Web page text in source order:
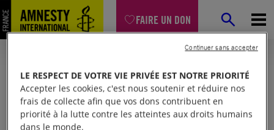
FAIRE UN DON
LE RESPECT DE VOTRE VIE PRIVÉE EST NOTRE PRIORITÉ
Accepter les cookies, c'est nous soutenir et réduire nos
frais de collecte afin que vos dons contribuent en
priorité à la lutte contre les atteintes aux droits humains
dans le monde.
Continuer sans accepter